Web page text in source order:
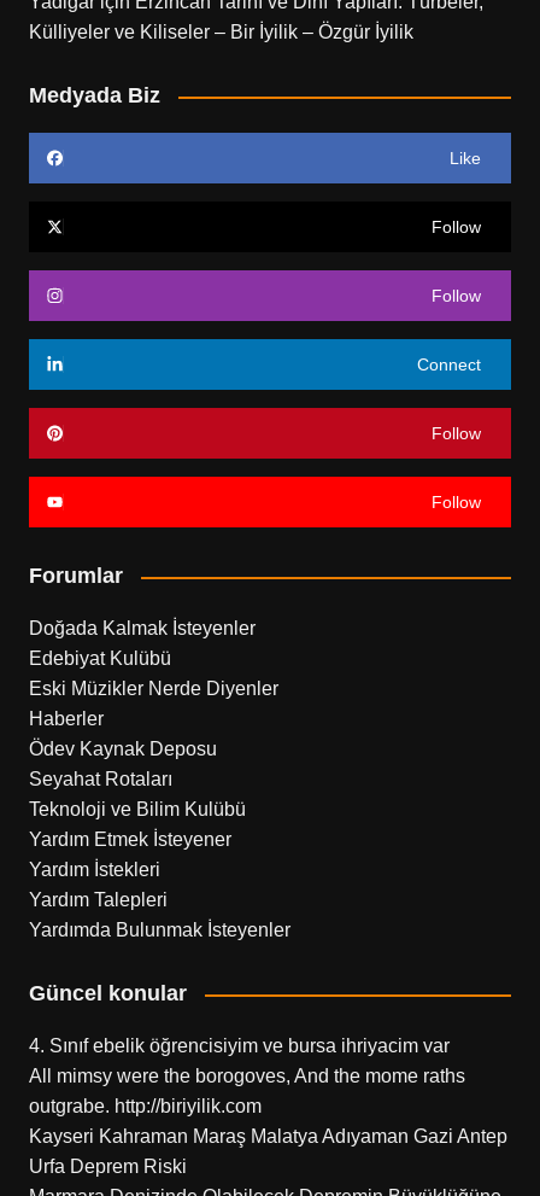
Külliyeler ve Kiliseler – Bir İyilik – Özgür İyilik
Medyada Biz
Like
Follow
Follow
Connect
Follow
Follow
Forumlar
Doğada Kalmak İsteyenler
Edebiyat Kulübü
Eski Müzikler Nerde Diyenler
Haberler
Ödev Kaynak Deposu
Seyahat Rotaları
Teknoloji ve Bilim Kulübü
Yardım Etmek İsteyener
Yardım İstekleri
Yardım Talepleri
Yardımda Bulunmak İsteyenler
Güncel konular
4. Sınıf ebelik öğrencisiyim ve bursa ihriyacim var
All mimsy were the borogoves, And the mome raths
outgrabe. http://biriyilik.com
Kayseri Kahraman Maraş Malatya Adıyaman Gazi Antep
Urfa Deprem Riski